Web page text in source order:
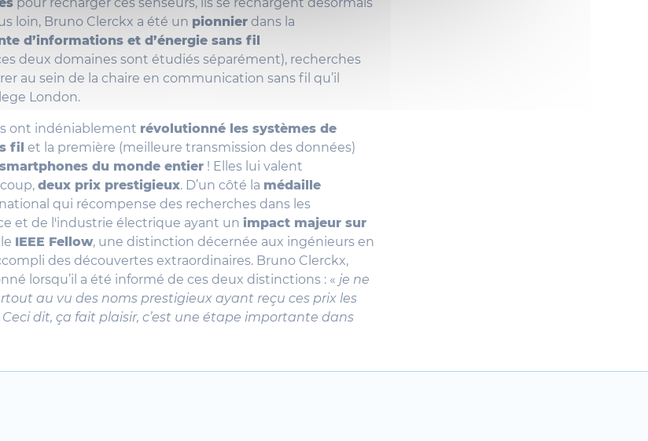
loin, Bruno Clerckx a été un pionnier dans la
d’informations et d’énergie sans fil
deux domaines sont étudiés séparément), recherches
au sein de la chaire en communication sans fil qu’il
London.
ont indéniablement révolutionné les systèmes de
fil et la première (meilleure transmission des données)
du monde entier ! Elles lui valent
deux prix prestigieux. D’un côté la médaille
qui récompense des recherches dans les
et de l'industrie électrique ayant un impact majeur sur
IEEE Fellow, une distinction décernée aux ingénieurs en
des découvertes extraordinaires. Bruno Clerckx,
lorsqu’il a été informé de ces deux distinctions : « je ne
au vu des noms prestigieux ayant reçu ces prix les
dit, ça fait plaisir, c’est une étape importante dans